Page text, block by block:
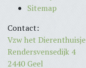
Sitemap
Contact:
Vzw het Dierenthuisje
Rendersvensedijk 4
2440 Geel